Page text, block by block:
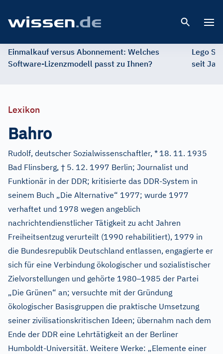
Einmalkauf versus Abonnement: Welches
Software-Lizenzmodell passt zu Ihnen?
Lego
seit
Lexikon
Bahro
Rudolf, deutscher Sozialwissenschaftler, * 18. 11. 1935
Bad Flinsberg, † 5. 12. 1997 Berlin; Journalist und
Funktionär in der DDR; kritisierte das DDR-System in
seinem Buch „Die Alternative“ 1977; wurde 1977
verhaftet und 1978 wegen angeblich
nachrichtendienstlicher Tätigkeit zu acht Jahren
Freiheitsentzug verurteilt (1990 rehabilitiert), 1979 in
die Bundesrepublik Deutschland entlassen, engagierte er
sich für eine Verbindung ökologischer und sozialistischer
Zielvorstellungen und gehörte 1980–1985 der Partei
„Die Grünen“ an; versuchte mit der Gründung
ökologischer Basisgruppen die praktische Umsetzung
seiner zivilisationskritischen Ideen; übernahm nach dem
Ende der DDR eine Lehrtätigkeit an der Berliner
Humboldt-Universität. Weitere Werke: „Elemente einer